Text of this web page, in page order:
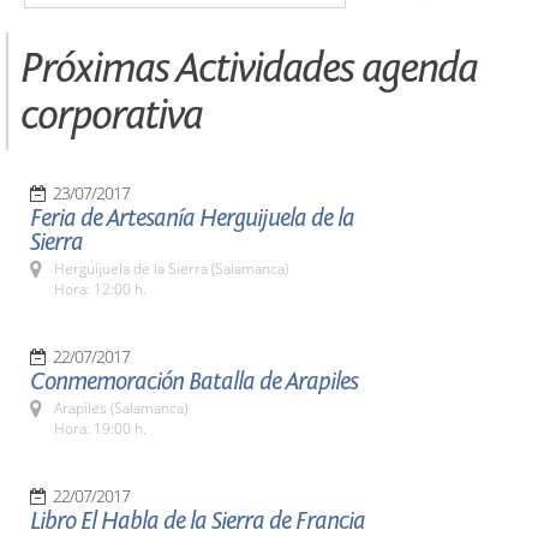
Próximas Actividades agenda
corporativa
23/07/2017
Feria de Artesanía Herguijuela de la
Sierra
Herguijuela de la Sierra (Salamanca)
Hora: 12:00 h.
22/07/2017
Conmemoración Batalla de Arapiles
Arapiles (Salamanca)
Hora: 19:00 h.
22/07/2017
Libro El Habla de la Sierra de Francia